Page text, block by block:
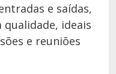
e saídas,
ideais
e reuniões